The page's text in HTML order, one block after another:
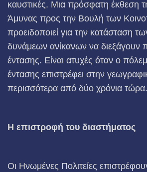
καυστικές. Μια πρόσφατη έκθεση
Άμυνας προς την Βουλή των
προειδοποιεί για την κατάσταση
δυνάμεων ανίκανων να διεξάγουν
έντασης. Είναι ατυχές όταν ο
έντασης επιστρέφει στην
περισσότερα από δύο χρόνια τώρα.
Η επιστροφή του διαστήματος
Οι Ηνωμένες Πολιτείες